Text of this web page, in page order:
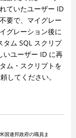
ていたユーザー ID
要で、マイグレー
グレーション後に
ム SQL スクリプ
いユーザー ID に再
ム・スクリプトを
してください。
国連邦政府の職員ま